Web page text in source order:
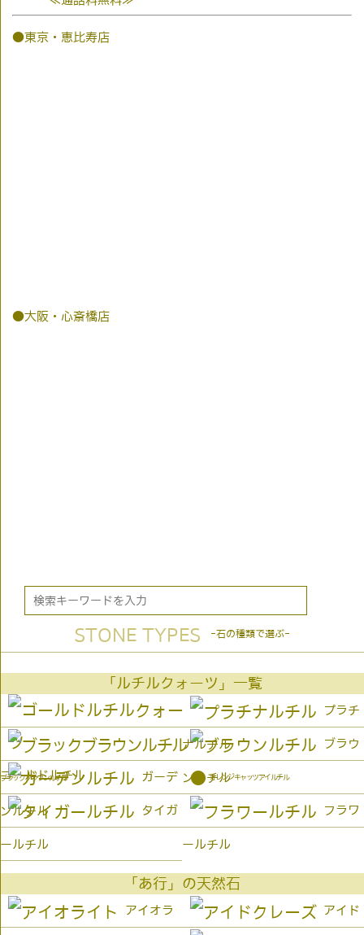
●東京・恵比寿店
●大阪・心斎橋店
STONE TYPES -石の種類で選ぶ-
「ルチルクォーツ」一覧
ゴールドルチル
プラチ
ナルチル
ブラックブラウンルチル
ブラウ
ンルチル
ガーデ
ンルチル
● オレンジキャッツアイルチル
タイガ
ールチル
フラワ
ールチル
「あ行」の天然石
アイオラ アイド